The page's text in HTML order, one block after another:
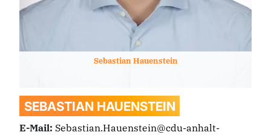
Sebastian Hauenstein
SEBASTIAN HAUENSTEIN
E-Mail: Sebastian.Hauenstein@cdu-anhalt-